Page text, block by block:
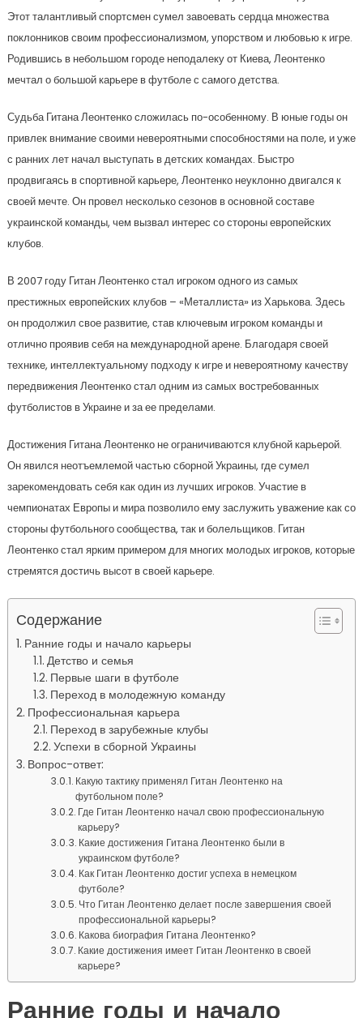
Этот талантливый спортсмен сумел завоевать сердца множества
поклонников своим профессионализмом, упорством и любовью к игре.
Родившись в небольшом городе неподалеку от Киева, Леонтенко
мечтал о большой карьере в футболе с самого детства.
Судьба Гитана Леонтенко сложилась по-особенному. В юные годы он
привлек внимание своими невероятными способностями на поле, и уже
с ранних лет начал выступать в детских командах. Быстро
продвигаясь в спортивной карьере, Леонтенко неуклонно двигался к
своей мечте. Он провел несколько сезонов в основной составе
украинской команды, чем вызвал интерес со стороны европейских
клубов.
В 2007 году Гитан Леонтенко стал игроком одного из самых
престижных европейских клубов – «Металлиста» из Харькова. Здесь
он продолжил свое развитие, став ключевым игроком команды и
отлично проявив себя на международной арене. Благодаря своей
технике, интеллектуальному подходу к игре и невероятному качеству
передвижения Леонтенко стал одним из самых востребованных
футболистов в Украине и за ее пределами.
Достижения Гитана Леонтенко не ограничиваются клубной карьерой.
Он явился неотъемлемой частью сборной Украины, где сумел
зарекомендовать себя как один из лучших игроков. Участие в
чемпионатах Европы и мира позволило ему заслужить уважение как со
стороны футбольного сообщества, так и болельщиков. Гитан
Леонтенко стал ярким примером для многих молодых игроков, которые
стремятся достичь высот в своей карьере.
Содержание
Ранние годы и начало карьеры
Детство и семья
Первые шаги в футболе
Переход в молодежную команду
Профессиональная карьера
Переход в зарубежные клубы
Успехи в сборной Украины
Вопрос-ответ:
Какую тактику применял Гитан Леонтенко на
футбольном поле?
Где Гитан Леонтенко начал свою профессиональную
карьеру?
Какие достижения Гитана Леонтенко были в
украинском футболе?
Как Гитан Леонтенко достиг успеха в немецком
футболе?
Что Гитан Леонтенко делает после завершения своей
профессиональной карьеры?
Какова биография Гитана Леонтенко?
Какие достижения имеет Гитан Леонтенко в своей
карьере?
Ранние годы и начало